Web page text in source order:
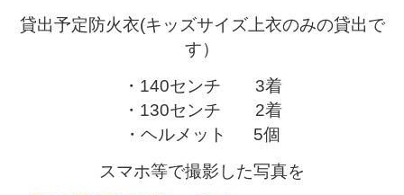
貸出予定防火衣(キッズサイズ上衣のみの貸出で
す）
・140センチ 3着
・130センチ 2着
・ヘルメット 5個
スマホ等で撮影した写真を